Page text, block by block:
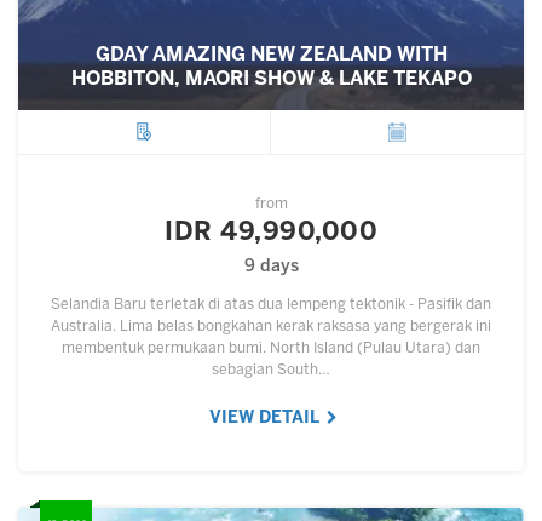
GDAY AMAZING NEW ZEALAND WITH
HOBBITON, MAORI SHOW & LAKE TEKAPO
from
IDR 49,990,000
9 days
Selandia Baru terletak di atas dua lempeng tektonik - Pasifik dan
Australia. Lima belas bongkahan kerak raksasa yang bergerak ini
membentuk permukaan bumi. North Island (Pulau Utara) dan
sebagian South…
VIEW DETAIL